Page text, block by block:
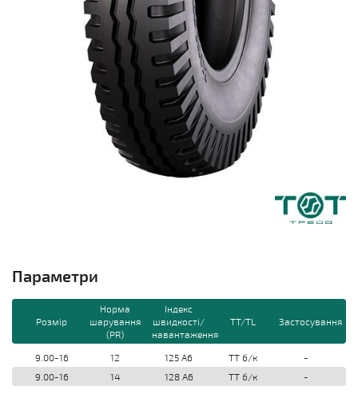
Параметри
Розмір
Норма
шарування
(PR)
Індекс
швидкості/
навантаження
TT/TL Застосування
9.00-16 12 125 A6 TT б/к
-
9.00-16
14 128 A6 TT б/к -